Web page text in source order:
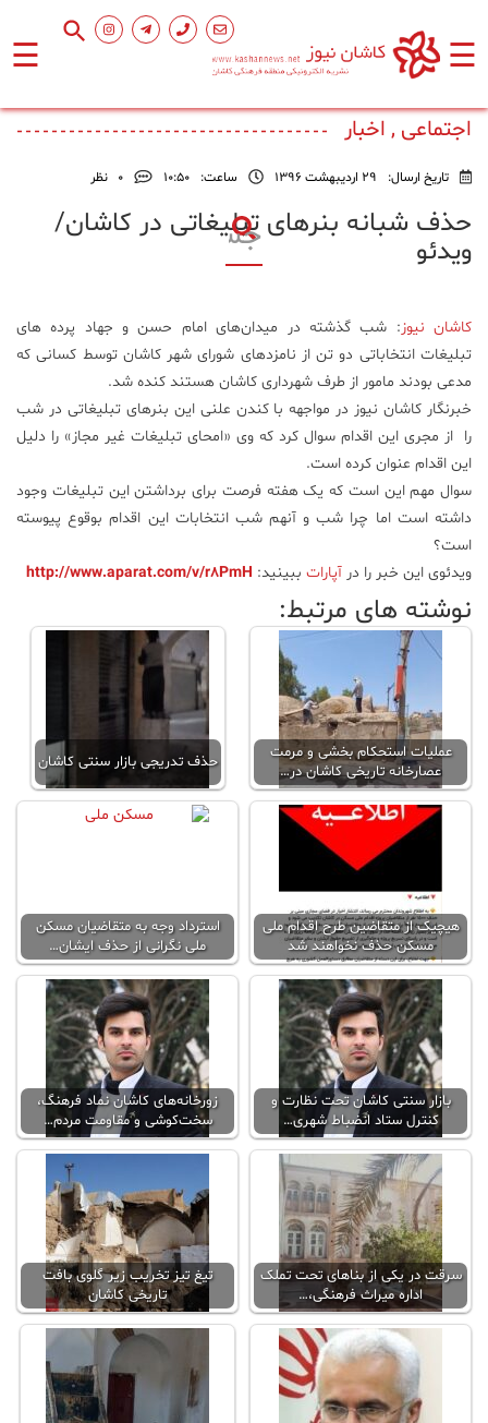
☰ ☰
اصلی
فرهنگ
محیط
زیست
علم
و
فناوری
عکس
مجله
فرهنگی
و
اجتماعی , اخبار
تاریخ ارسال: 29 اردیبهشت 1396 ساعت: ۱۰:۵۰ 0 نظر
حذف شبانه بنرهای تبلیغاتی در کاشان/
ویدئو
کاشان نیوز : شب گذشته در میدان‌های امام حسن و جهاد پرده های
تبلیغات انتخاباتی دو تن از نامزدهای شورای شهر کاشان توسط کسانی که
مدعی بودند مامور از طرف شهرداری کاشان هستند کنده شد.
خبرنگار کاشان نیوز در مواجهه با کندن علنی این بنرهای تبلیغاتی در شب
را از مجری این اقدام سوال کرد که وی «امحای تبلیغات غیر مجاز» را دلیل
این اقدام عنوان کرده است.
سوال مهم این است که یک هفته فرصت برای برداشتن این تبلیغات وجود
داشته است اما چرا شب و آنهم شب انتخابات این اقدام بوقوع پیوسته
است؟
ویدئوی این خبر را در آپارات ببینید: http://www.aparat.com/v/r8PmH
نوشته های مرتبط:
عملیات استحکام بخشی و مرمت
عصارخانه تاریخی کاشان در…
حذف تدریجی بازار سنتی کاشان
هیچیک از متقاضین طرح اقدام ملی
مسکن حذف نخواهند شد
استرداد وجه به متقاضیان مسکن
ملی نگرانی از حذف ایشان…
بازار سنتی کاشان تحت نظارت و
کنترل ستاد انضباط شهری…
زورخانه‌های کاشان نماد فرهنگ،
سخت‌کوشی و مقاومت مردم…
سرقت در یکی از بناهای تحت تملک
اداره میراث فرهنگی،…
تیغ تیز تخریب زیر گلوی بافت
تاریخی کاشان